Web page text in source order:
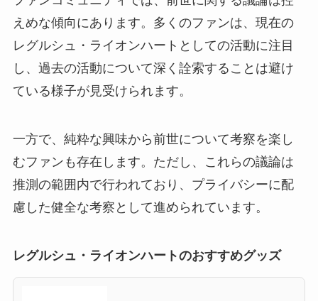
えめな傾向にあります。多くのファンは、現在の
レグルシュ・ライオンハートとしての活動に注目
し、過去の活動について深く詮索することは避け
ている様子が見受けられます。
一方で、純粋な興味から前世について考察を楽し
むファンも存在します。ただし、これらの議論は
推測の範囲内で行われており、プライバシーに配
慮した健全な考察として進められています。
レグルシュ・ライオンハートのおすすめグッズ